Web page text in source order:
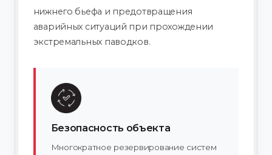
нижнего бьефа и предотвращения
аварийных ситуаций при прохождении
экстремальных паводков.
Безопасность объекта
Многократное резервирование систем